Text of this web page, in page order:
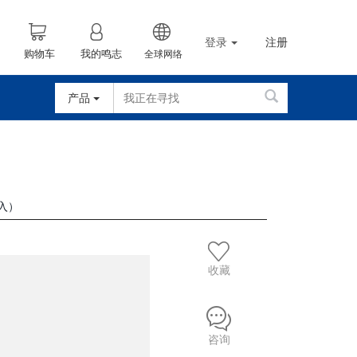
购物车 我的鸣志 全球网络
登录 注册
产品
收藏
咨询